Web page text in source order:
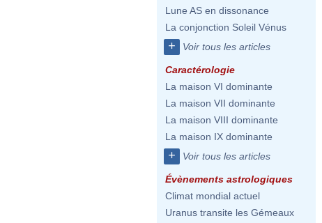
Lune AS en dissonance
La conjonction Soleil Vénus
+ Voir tous les articles
Caractérologie
La maison VI dominante
La maison VII dominante
La maison VIII dominante
La maison IX dominante
+ Voir tous les articles
Évènements astrologiques
Climat mondial actuel
Uranus transite les Gémeaux